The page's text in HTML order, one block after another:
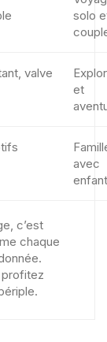
solo
valve
et
avec
c’est
chaque